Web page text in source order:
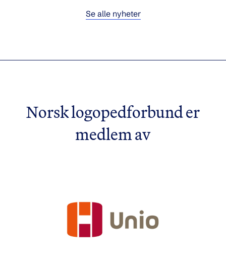
Se alle nyheter
Norsk logopedforbund er
medlem av